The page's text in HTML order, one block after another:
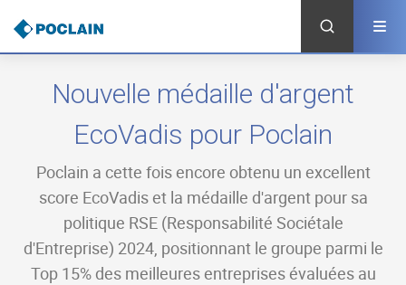
contenu
principal
Nouvelle médaille d'argent
EcoVadis pour Poclain
Poclain a cette fois encore obtenu un excellent
score EcoVadis et la médaille d'argent pour sa
politique RSE (Responsabilité Sociétale
d'Entreprise) 2024, positionnant le groupe parmi le
Top 15% des meilleures entreprises évaluées au